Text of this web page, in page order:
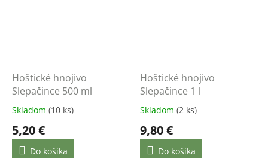
Hoštické hnojivo
Slepačince 500 ml
Skladom (10 ks)
5,20 €
Do košíka
Hoštické hnojivo
Slepačince 1 l
Skladom (2 ks)
9,80 €
Do košíka